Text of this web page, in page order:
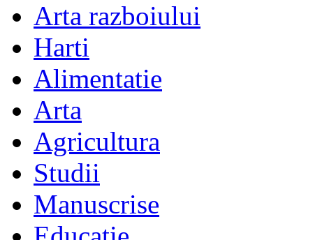
Arta razboiului
Harti
Alimentatie
Arta
Agricultura
Studii
Manuscrise